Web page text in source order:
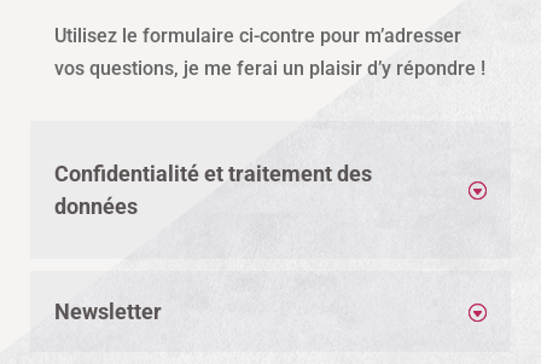
Utilisez le formulaire ci-contre pour m’adresser
vos questions, je me ferai un plaisir d’y répondre !
Confidentialité et traitement des
données
Newsletter